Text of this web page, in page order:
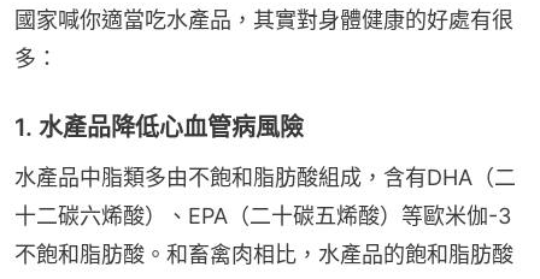
國家喊你適當吃水產品，其實對身體健康的好處有很
多：
1. 水產品降低心血管病風險
水產品中脂類多由不飽和脂肪酸組成，含有DHA（二
十二碳六烯酸）、EPA（二十碳五烯酸）等歐米伽-3
不飽和脂肪酸。和畜禽肉相比，水產品的飽和脂肪酸